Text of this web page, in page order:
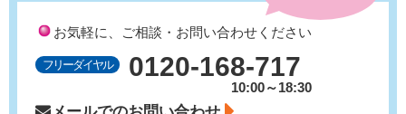
お気軽に、ご相談・お問い合わせください
フリーダイヤル 0120-168-717
10:00～18:30